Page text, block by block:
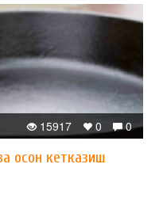
0
0
15917
осон кетказиш